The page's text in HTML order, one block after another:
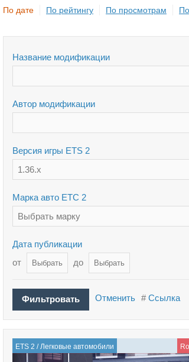
По дате По рейтингу По просмотрам
Название модификации
Автор модификации
Версия игры ETS 2
1.36.x
Марка авто ЕТС 2
Выбрать марку
Дата публикации
от
до
Отменить #Ссылка
ETS 2 / Легковые автомобили